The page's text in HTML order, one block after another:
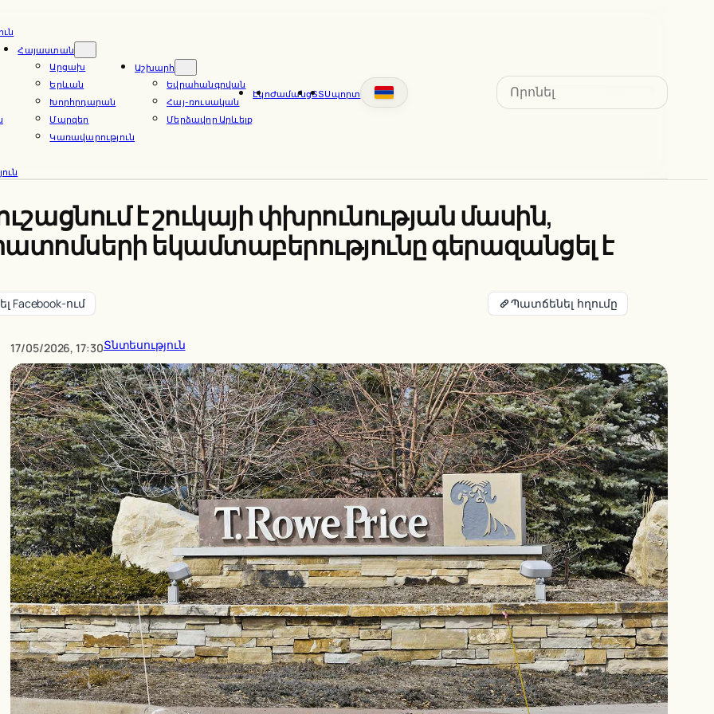
Հայաստան
Արցախ
Երևան
Խորհրդարան
Մարզեր
Կառավարություն
Աշխարհ
Եվրահանգրվան
Հայ-ռուսական
Մերձավոր Արևելք
ԷկոԺամանցՏՏՍպորտ
Search
է շուկայի փխրունության մասին,
եկամտաբերությունը գերազանցել է
Facebook-ում Պատճենել հղումը
17/05/2026, 17:30Տնտեսություն